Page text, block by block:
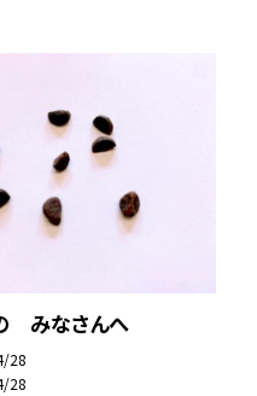
みなさんへ
28
28